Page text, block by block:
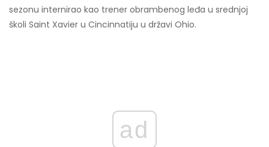
sezonu internirao kao trener obrambenog leđa u srednjoj
školi Saint Xavier u Cincinnatiju u državi Ohio.
ad